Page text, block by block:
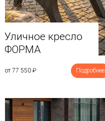
Уличное кресло
ФОРМА
от 77 550 ₽ Подробнее